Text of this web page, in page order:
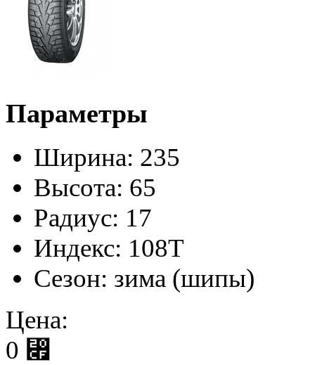
Параметры
Ширина: 235
Высота: 65
Радиус: 17
Индекс: 108T
Сезон: зима (шипы)
Цена:
0 ⃏